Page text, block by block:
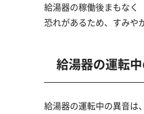
給湯器の稼働後まもなく
恐れがあるため、すみや
給湯器の運転中
給湯器の運転中の異音は、